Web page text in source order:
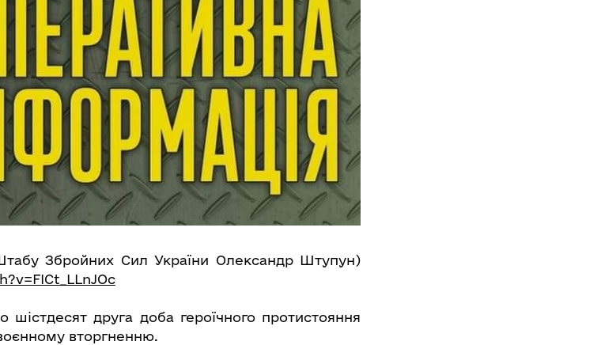
Збройних Сил України Олександр Штупун)
шістдесят друга доба героїчного протистояння
вторгненню.